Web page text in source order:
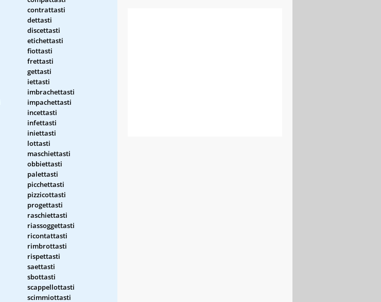
contrattasti
dettasti
discettasti
etichettasti
fiottasti
frettasti
gettasti
iettasti
imbrachettasti
impachettasti
incettasti
infettasti
iniettasti
lottasti
maschiettasti
obbiettasti
palettasti
picchettasti
pizzicottasti
progettasti
raschiettasti
riassoggettasti
ricontattasti
rimbrottasti
rispettasti
saettasti
sbottasti
scappellottasti
scimmiottasti